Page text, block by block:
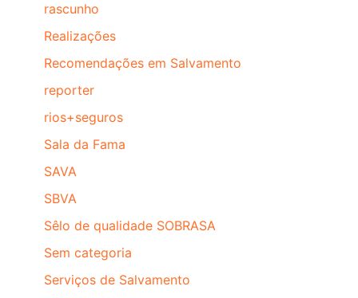
rascunho
Realizações
Recomendações em Salvamento
reporter
rios+seguros
Sala da Fama
SAVA
SBVA
Sêlo de qualidade SOBRASA
Sem categoria
Serviços de Salvamento